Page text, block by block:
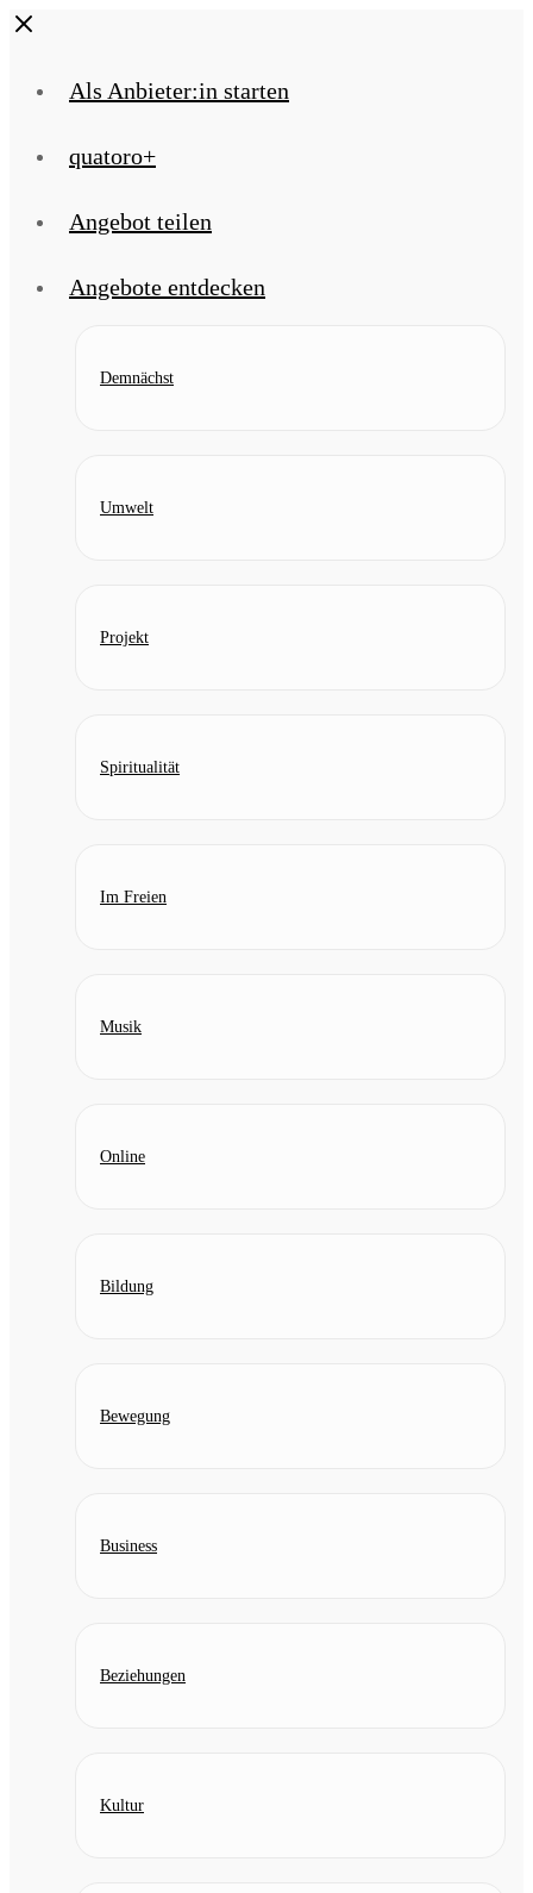
Skip
Close
Als Anbieter:in starten
quatoro+
Angebot teilen
Angebote entdecken
Demnächst
Umwelt
Projekt
Spiritualität
Im Freien
Musik
Online
Bildung
Bewegung
Business
Beziehungen
Kultur